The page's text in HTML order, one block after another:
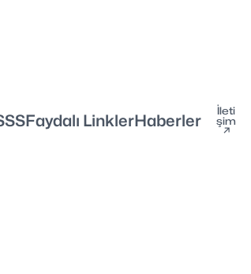
Faydalı LinklerHaberler
İleti
şim
↗